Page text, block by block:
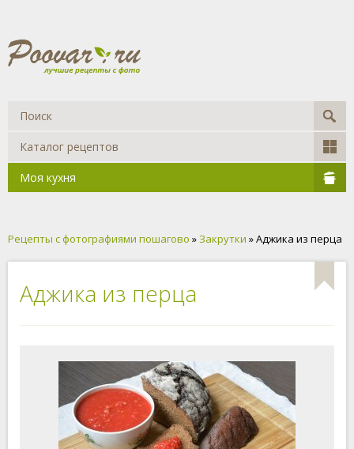
Каталог рецептов
Моя кухня
Рецепты с фотографиями пошагово » Закрутки » Аджика из перца
Аджика из перца